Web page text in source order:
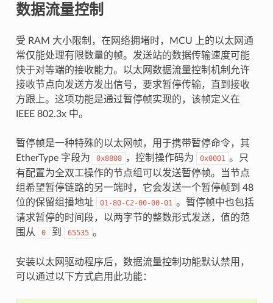
数据流量控制
受 RAM 大小限制，在网络拥堵时，MCU 上的以太网通
常仅能处理有限数量的帧。发送站的数据传输速度可能
快于对等端的接收能力。以太网数据流量控制机制允许
接收节点向发送方发出信号，要求暂停传输，直到接收
方跟上。这项功能是通过暂停帧实现的，该帧定义在
IEEE 802.3x 中。
暂停帧是一种特殊的以太网帧，用于携带暂停命令，其
EtherType 字段为
0x8808 ，控制操作码为 0x0001 。只
有配置为全双工操作的节点组可以发送暂停帧。当节点
组希望暂停链路的另一端时，它会发送一个暂停帧到 48
位的保留组播地址
01-80-C2-00-00-01 。暂停帧中也包括
请求暂停的时间段，以两字节的整数形式发送，值的范
围从
0 到 65535 。
安装以太网驱动程序后，数据流量控制功能默认禁用，
可以通过以下方式启用此功能：